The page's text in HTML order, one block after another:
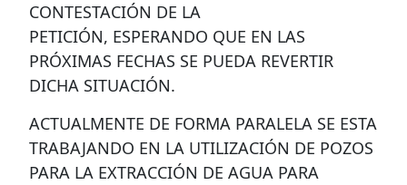
CONTESTACIÓN DE LA
PETICIÓN, ESPERANDO QUE EN LAS
PRÓXIMAS FECHAS SE PUEDA REVERTIR
DICHA SITUACIÓN.
ACTUALMENTE DE FORMA PARALELA SE ESTA
TRABAJANDO EN LA UTILIZACIÓN DE POZOS
PARA LA EXTRACCIÓN DE AGUA PARA